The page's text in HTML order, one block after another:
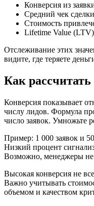
Конверсия из
Средний чек сделки
Стоимость
Lifetime Value (LTV)
Отслеживание этих
видите, где теряете
Как
Конверсия показывает
числу лидов. Формула
число заявок. Умножьте
Пример: 1 000 заявок и
Низкий процент
Возможно, менеджеры не
Высокая конверсия не
Важно учитывать
объемом и качеством